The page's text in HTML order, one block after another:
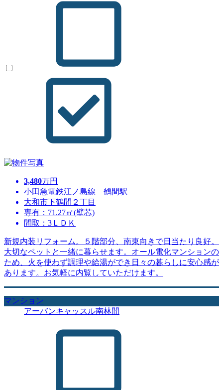
3,480万円
小田急電鉄江ノ島線 鶴間駅
大和市下鶴間２丁目
専有：71.27㎡(壁芯)
間取：3ＬＤＫ
新規内装リフォーム。５階部分、南東向きで日当たり良好。
大切なペットと一緒に暮らせます。オール電化マンションの
ため、火を使わず調理や給湯ができ日々の暮らしに安心感が
あります。お気軽に内覧していただけます。
マンション
アーバンキャッスル南林間